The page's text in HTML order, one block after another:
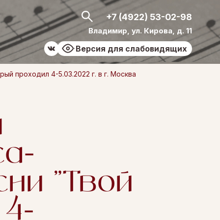
Версия для слабовидящих
+7 (4922) 53-02-98
Владимир, ул. Кирова, д. 11
проходил 4-5.03.2022 г. в г. Москва
"Твой